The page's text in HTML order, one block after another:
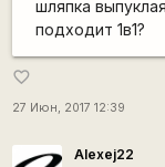
шляпка
подходит 1в1?
favorite_border
27 Июн, 2017 12:39
Alexej22